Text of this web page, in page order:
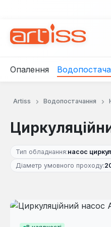
Опалення
Artiss Водопостачання
Тип обладнання:насос
Діаметр умовного проходу:
Пропустити галерею